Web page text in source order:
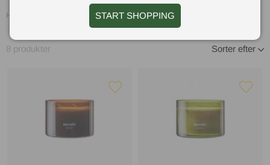
Hem
8 produkter Sorter efter
START SHOPPING